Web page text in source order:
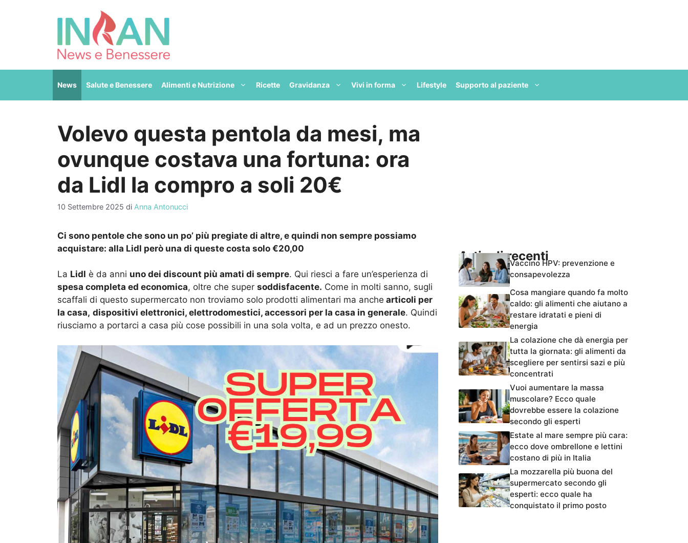
News Salute e Benessere Alimenti e Nutrizione Ricette Gravidanza Vivi in forma Lifestyle Supporto al paziente
Volevo questa pentola da mesi, ma
ovunque costava una fortuna: ora
da Lidl la compro a soli 20€
10 Settembre 2025 di Anna Antonucci
Ci sono pentole che sono un po’ più pregiate di altre, e quindi non sempre possiamo
acquistare: alla Lidl però una di queste costa solo €20,00
La Lidl è da anni uno dei discount più amati di sempre. Qui riesci a fare un’esperienza di
spesa completa ed economica, oltre che super soddisfacente. Come in molti sanno, sugli
scaffali di questo supermercato non troviamo solo prodotti alimentari ma anche articoli per
la casa, dispositivi elettronici, elettrodomestici, accessori per la casa in generale. Quindi
riusciamo a portarci a casa più cose possibili in una sola volta, e ad un prezzo onesto.
Articoli recentiVaccino HPV: prevenzione e
consapevolezza
Cosa mangiare quando fa molto
caldo: gli alimenti che aiutano a
restare idratati e pieni di
energia
La colazione che dà energia per
tutta la giornata: gli alimenti da
scegliere per sentirsi sazi e più
concentrati
Vuoi aumentare la massa
muscolare? Ecco quale
dovrebbe essere la colazione
secondo gli esperti
Estate al mare sempre più cara:
ecco dove ombrellone e lettini
costano di più in Italia
La mozzarella più buona del
supermercato secondo gli
esperti: ecco quale ha
conquistato il primo posto